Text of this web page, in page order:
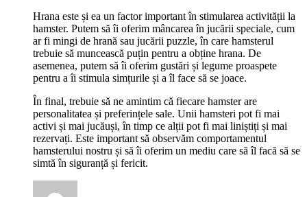
Hrana este și ea un factor important în stimularea activității la
hamster. Putem să îi oferim mâncarea în jucării speciale, cum
ar fi mingi de hrană sau jucării puzzle, în care hamsterul
trebuie să muncească puțin pentru a obține hrana. De
asemenea, putem să îi oferim gustări și legume proaspete
pentru a îi stimula simțurile și a îl face să se joace.
În final, trebuie să ne amintim că fiecare hamster are
personalitatea și preferințele sale. Unii hamsteri pot fi mai
activi și mai jucăuși, în timp ce alții pot fi mai liniștiți și mai
rezervați. Este important să observăm comportamentul
hamsterului nostru și să îi oferim un mediu care să îl facă să se
simtă în siguranță și fericit.